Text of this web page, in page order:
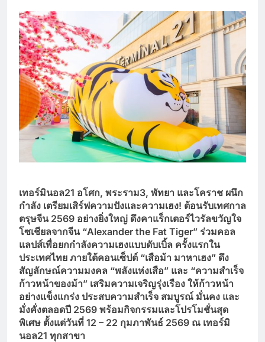
เทอร์มินอล21 อโศก, พระราม3, พัทยา และโคราช ผนึก
กำลัง เตรียมเสิร์ฟความปังและความเฮง! ต้อนรับเทศกาล
ตรุษจีน 2569 อย่างยิ่งใหญ่ ดึงคาแร็กเตอร์ไวรัลขวัญใจ
โซเชียลจากจีน “Alexander the Fat Tiger” ร่วมคอล
แลปส์เพื่อยกกำลังความเฮงแบบดับเบิ้ล ครั้งแรกใน
ประเทศไทย ภายใต้คอนเซ็ปต์ “เสือม้า มาหาเฮง” ดึง
สัญลักษณ์ความมงคล “พลังแห่งเสือ” และ “ความสำเร็จ
ก้าวหน้าของม้า” เสริมความเจริญรุ่งเรือง ให้ก้าวหน้า
อย่างแข็งแกร่ง ประสบความสำเร็จ สมบูรณ์ มั่นคง และ
มั่งคั่งตลอดปี 2569 พร้อมกิจกรรมและโปรโมชั่นสุด
พิเศษ ตั้งแต่วันที่ 12 – 22 กุมภาพันธ์ 2569 ณ เทอร์มิ
นอล21 ทุกสาขา